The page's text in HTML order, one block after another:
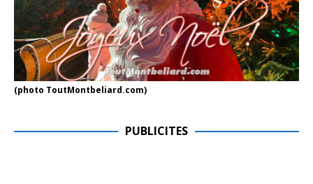
(photo ToutMontbeliard.com)
PUBLICITES